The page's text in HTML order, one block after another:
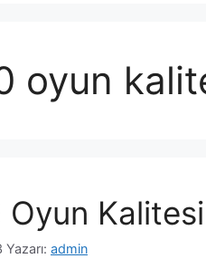
oyun
Oyun Kalitesi
Yazarı: admin